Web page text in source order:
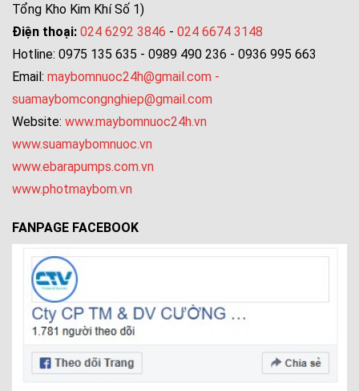
Tổng Kho Kim Khí Số 1)
Điện thoại: 024 6292 3846 - 024 6674 3148
Hotline: 0975 135 635 - 0989 490 236 - 0936 995 663
Email: maybomnuoc24h@gmail.com -
suamaybomcongnghiep@gmail.com
Website: www.maybomnuoc24h.vn
www.suamaybomnuoc.vn
www.ebarapumps.com.vn
www.photmaybom.vn
FANPAGE FACEBOOK